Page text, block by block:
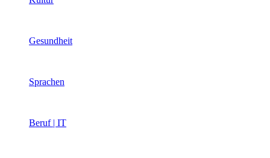
Gesundheit
Sprachen
Beruf | IT